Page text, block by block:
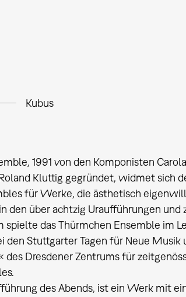
Kubus
1991 von den Komponisten
Kluttig gegründet, widmet sich
für Werke, die ästhetisch
den über achtzig Uraufführungen
spielte das Thürmchen Ensemble im
den Stuttgarter Tagen für Neue Musik
des Dresdener Zentrums für
des Abends, ist ein Werk mit